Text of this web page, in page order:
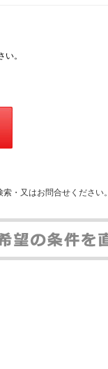
。
・又はお問合せください。